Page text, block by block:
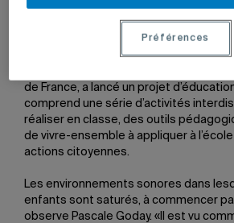
d’enfants surexcités dans les
primaire? Beaucoup trop! Pour
bruit, la doctorante en études et
Pascale Goday, qui est aussi
de France, a lancé un projet
comprend une série d’activités
réaliser en classe, des outils
de vivre-ensemble à appliquer à
actions citoyennes.
Les environnements sonores dans
enfants sont saturés, à commencer
observe Pascale Goday. «Il est vu
Préférences